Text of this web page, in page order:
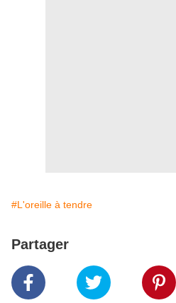
#L'oreille à tendre
Partager